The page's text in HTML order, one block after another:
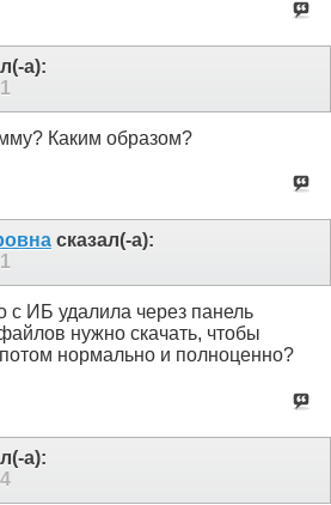
а):
Каким образом?
сказал(-а):
с ИБ удалила через панель
нужно скачать, чтобы
нормально и полноценно?
а):